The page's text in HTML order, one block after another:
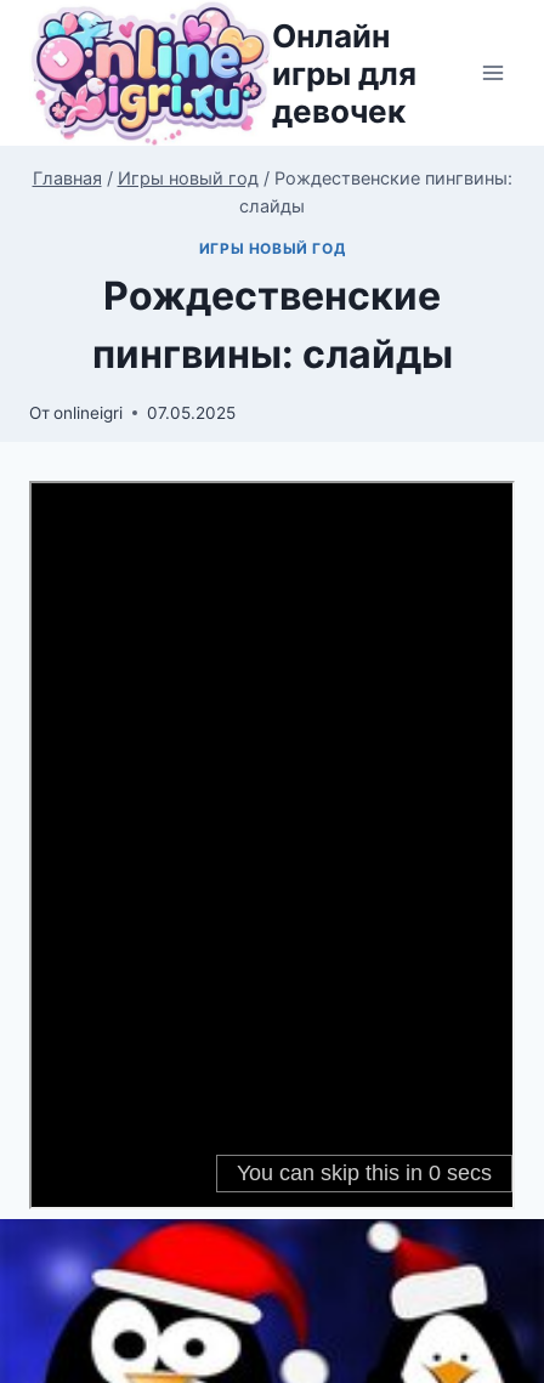
Перейти
содержимому
Онлайн
игры для
девочек
Главная / Игры новый год / Рождественские пингвины:
слайды
ИГРЫ НОВЫЙ ГОД
Рождественские
пингвины: слайды
Отonlineigri 07.05.2025